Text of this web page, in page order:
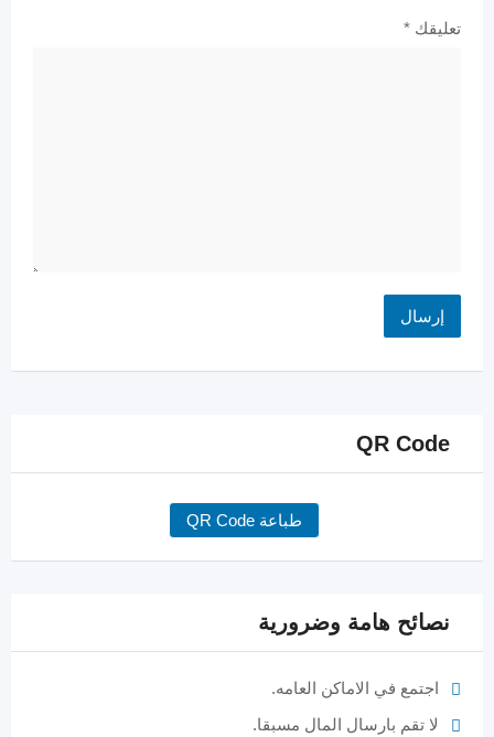
تعليقك *
QR Code
طباعة QR Code
نصائح هامة وضرورية
اجتمع في الاماكن العامه.
لا تقم بارسال المال مسبقا.